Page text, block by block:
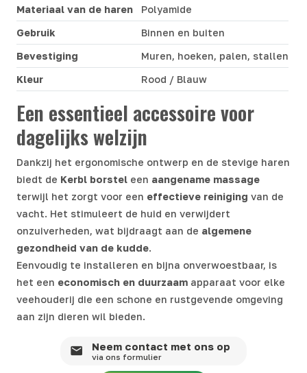
Materiaal van de haren
Polyamide
Gebruik
Binnen en buiten
Bevestiging
Muren, hoeken, palen, stallen
Kleur
Rood / Blauw
Een essentieel accessoire voor
dagelijks welzijn
Dankzij het ergonomische ontwerp en de stevige haren
biedt de Kerbl borstel een aangename massage
terwijl het zorgt voor een effectieve reiniging van de
vacht. Het stimuleert de huid en verwijdert
onzuiverheden, wat bijdraagt aan de algemene
gezondheid van de kudde.
Eenvoudig te installeren en bijna onverwoestbaar, is
het een economisch en duurzaam apparaat voor elke
veehouderij die een schone en rustgevende omgeving
aan zijn dieren wil bieden.
Neem contact met ons op
via ons formulier